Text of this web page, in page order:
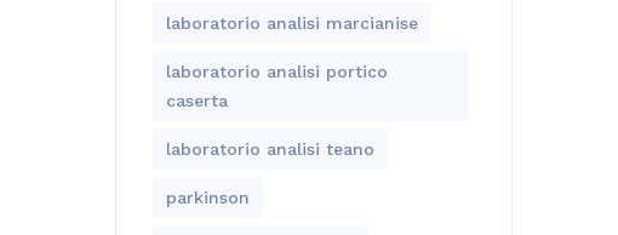
laboratorio analisi marcianise
laboratorio analisi portico
caserta
laboratorio analisi teano
parkinson